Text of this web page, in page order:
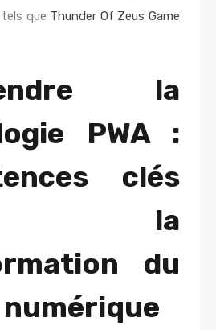
que Thunder Of Zeus Game
la
PWA :
clés
la
du